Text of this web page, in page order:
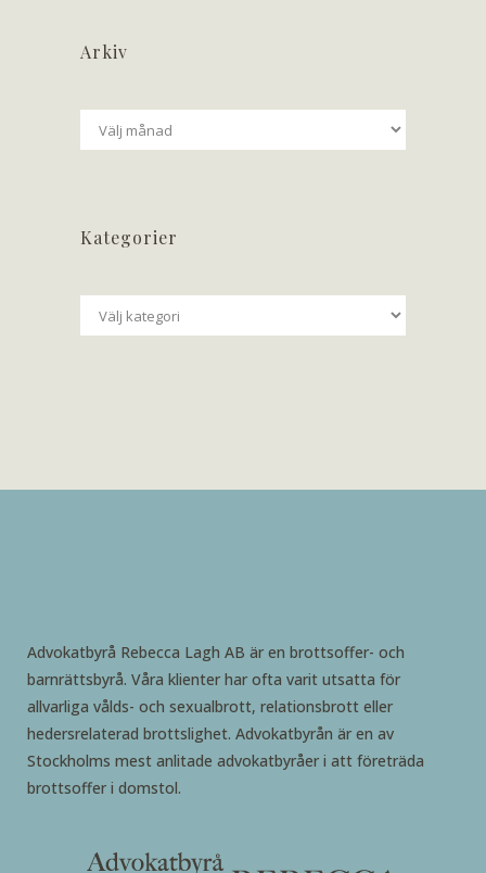
Arkiv
Arkiv
Kategorier
Kategorier
Advokatbyrå Rebecca Lagh AB är en brottsoffer- och
barnrättsbyrå. Våra klienter har ofta varit utsatta för
allvarliga vålds- och sexualbrott, relationsbrott eller
hedersrelaterad brottslighet. Advokatbyrån är en av
Stockholms mest anlitade advokatbyråer i att företräda
brottsoffer i domstol.